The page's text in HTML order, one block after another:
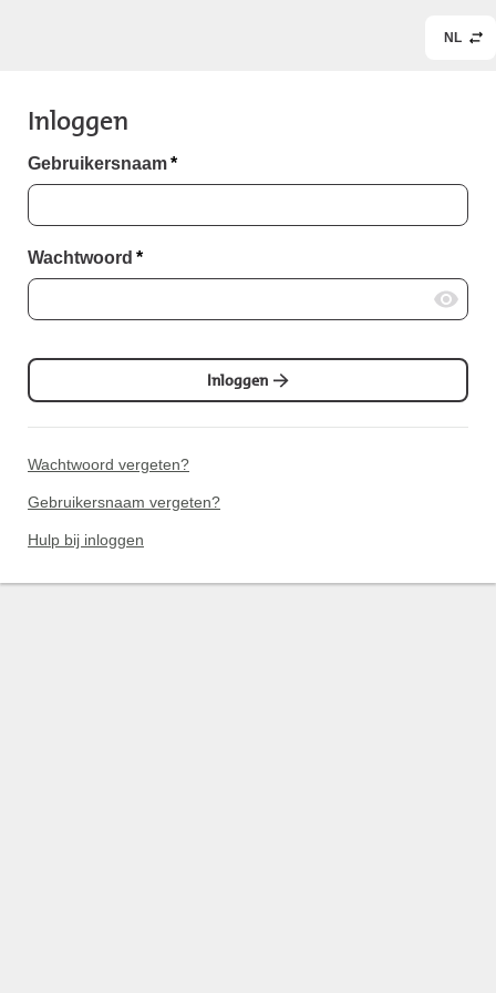
NL
Inloggen
Gebruikersnaam*
Wachtwoord *
Inloggen
Wachtwoord vergeten?
Gebruikersnaam vergeten?
Hulp bij inloggen